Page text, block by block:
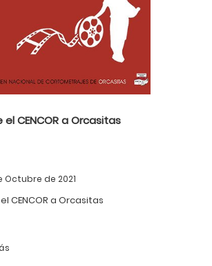
el CENCOR a Orcasitas
Octubre de 2021
CENCOR a Orcasitas